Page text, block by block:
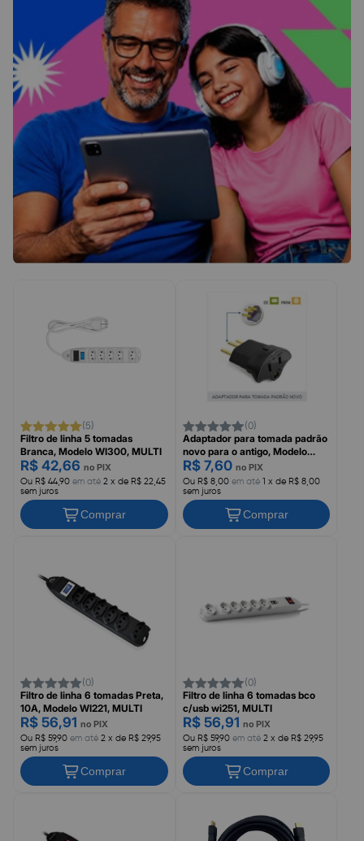
(5)
Filtro de linha 5 tomadas
Branca, Modelo WI300, MULTI
R$ 42,66 no PIX
Ou R$ 44,90 em até 2 x de R$ 22,45
sem juros
Comprar
(0)
Adaptador para tomada padrão
novo para o antigo, Modelo
64120, SMS
R$ 7,60 no PIX
Ou R$ 8,00em até 1 x de R$ 8,00
sem juros
Comprar
(0)
Filtro de linha 6 tomadas Preta,
10A, Modelo WI221, MULTI
R$ 56,91 no PIX
Ou R$ 59,90 em até 2 x de R$ 29,95
sem juros
Comprar
(0)
Filtro de linha 6 tomadas bco
c/usb wi251, MULTI
R$ 56,91 no PIX
Ou R$ 59,90em até 2 x de R$ 29,95
sem juros
Comprar